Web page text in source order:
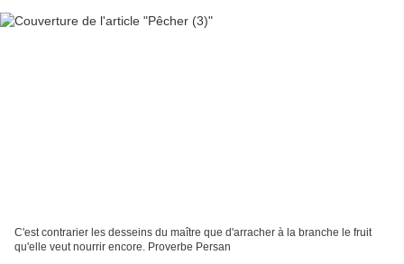
C'est contrarier les desseins du maître que d'arracher à la branche le fruit
qu'elle veut nourrir encore. Proverbe Persan